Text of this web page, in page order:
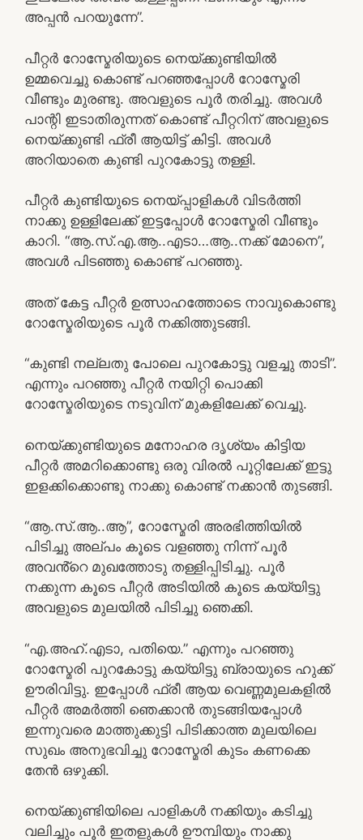
അപ്പൻ പറയുന്നേ”.
പീറ്റർ റോസ്മേരിയുടെ നെയ്ക്കുണ്ടിയിൽ
ഉമ്മവെച്ചു കൊണ്ട് പറഞ്ഞപ്പോൾ റോസ്മേരി
വീണ്ടും മുരണ്ടു. അവളുടെ പൂർ തരിച്ചു. അവൾ
പാന്റി ഇടാതിരുന്നത് കൊണ്ട് പീറ്ററിന്‌ അവളുടെ
നെയ്ക്കുണ്ടി ഫ്രീ ആയിട്ട് കിട്ടി. അവൾ
അറിയാതെ കുണ്ടി പുറകോട്ടു തള്ളി.
പീറ്റർ കുണ്ടിയുടെ നെയ്പ്പാളികൾ വിടർത്തി
നാക്കു ഉള്ളിലേക്ക് ഇട്ടപ്പോൾ റോസ്മേരി വീണ്ടും
കാറി. “ആ.സ്.എ.ആ..എടാ…ആ..നക്ക് മോനെ”,
അവൾ പിടഞ്ഞു കൊണ്ട് പറഞ്ഞു.
അത് കേട്ട പീറ്റർ ഉത്സാഹത്തോടെ നാവുകൊണ്ടു
റോസ്മേരിയുടെ പൂർ നക്കിത്തുടങ്ങി.
“കുണ്ടി നല്ലതു പോലെ പുറകോട്ടു വളച്ചു താടി”.
എന്നും പറഞ്ഞു പീറ്റർ നയിറ്റി പൊക്കി
റോസ്മേരിയുടെ നടുവിന് മുകളിലേക്ക് വെച്ചു.
നെയ്ക്കുണ്ടിയുടെ മനോഹര ദൃശ്യം കിട്ടിയ
പീറ്റർ അമറിക്കൊണ്ടു ഒരു വിരൽ പൂറ്റിലേക്ക് ഇട്ടു
ഇളക്കിക്കൊണ്ടു നാക്കു കൊണ്ട് നക്കാൻ തുടങ്ങി.
“ആ.സ്.ആ..ആ”, റോസ്മേരി അരഭിത്തിയിൽ
പിടിച്ചു അല്പം കൂടെ വളഞ്ഞു നിന്ന് പൂർ
അവൻ്റെ മുഖത്തോടു തള്ളിപ്പിടിച്ചു. പൂർ
നക്കുന്ന കൂടെ പീറ്റർ അടിയിൽ കൂടെ കയ്യിട്ടു
അവളുടെ മുലയിൽ പിടിച്ചു ഞെക്കി.
“എ.അഹ്.എടാ, പതിയെ.” എന്നും പറഞ്ഞു
റോസ്മേരി പുറകോട്ടു കയ്യിട്ടു ബ്രായുടെ ഹുക്ക്
ഊരിവിട്ടു. ഇപ്പോൾ ഫ്രീ ആയ വെണ്ണമുലകളിൽ
പീറ്റർ അമർത്തി ഞെക്കാൻ തുടങ്ങിയപ്പോൾ
ഇന്നുവരെ മാത്തുക്കുട്ടി പിടിക്കാത്ത മുലയിലെ
സുഖം അനുഭവിച്ചു റോസ്മേരി കുടം കണക്കെ
തേൻ ഒഴുക്കി.
നെയ്ക്കുണ്ടിയിലെ പാളികൾ നക്കിയും കടിച്ചു
വലിച്ചും പൂർ ഇതളുകൾ ഊമ്പിയും നാക്കു